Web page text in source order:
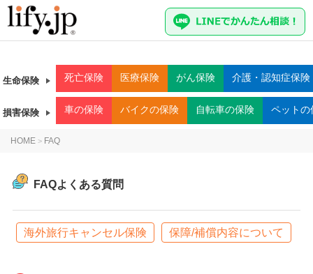
生命保険 死亡保険 医療保険 がん保険 介護・認知症保険
損害保険 車の保険 バイクの保険 自転車の保険 ペットの
HOME > FAQ
FAQよくある質問
海外旅行キャンセル保険 保障/補償内容について